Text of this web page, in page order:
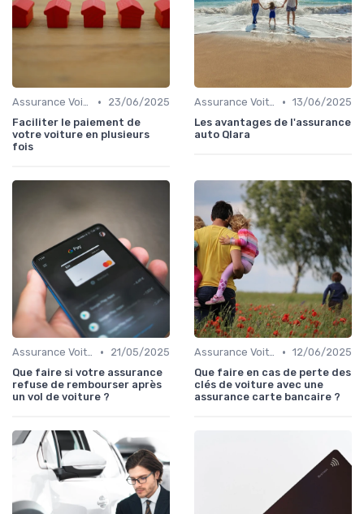
Assurance Voiture •
23/06/2025
Faciliter le paiement de
votre voiture en plusieurs
fois
Assurance Voiture • 13/06/2025
Les avantages de l'assurance
auto Qlara
Assurance Voiture •
21/05/2025
Que faire si votre assurance
refuse de rembourser après
un vol de voiture ?
Assurance Voiture • 12/06/2025
Que faire en cas de perte des
clés de voiture avec une
assurance carte bancaire ?